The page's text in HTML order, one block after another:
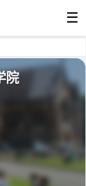
☰
院